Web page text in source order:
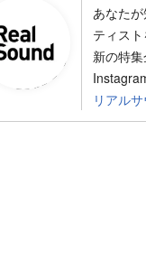
あなた
ティス
新の特
リアル